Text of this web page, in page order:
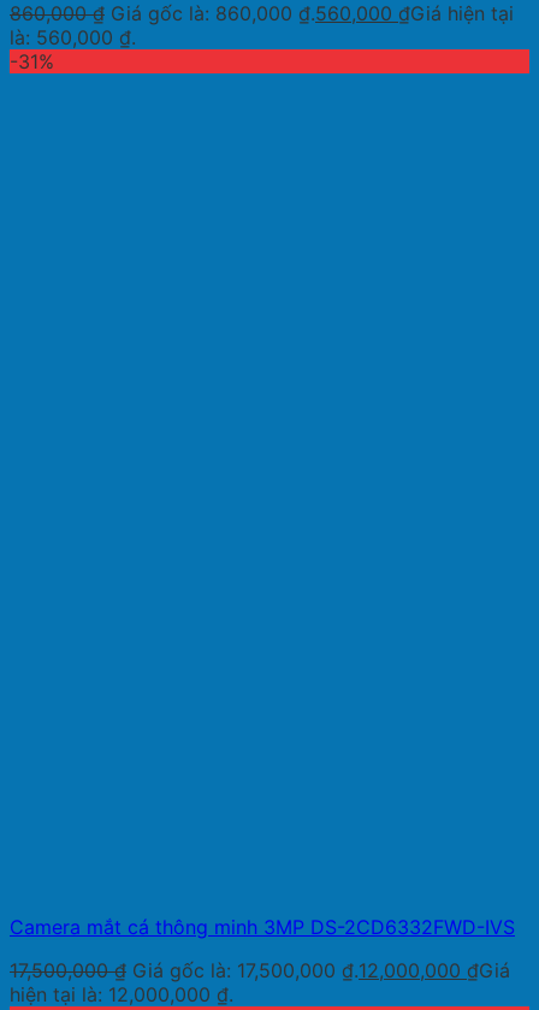
860,000₫ Giá gốc là: 860,000 ₫.560,000 ₫Giá hiện tại
là: 560,000 ₫.
-31%
Camera mắt cá thông minh 3MP DS-2CD6332FWD-IVS
17,500,000₫ Giá gốc là: 17,500,000 ₫.12,000,000 ₫Giá
hiện tại là: 12,000,000 ₫.